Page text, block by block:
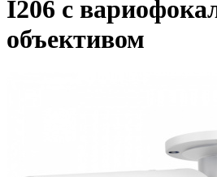
I206 с
объективом